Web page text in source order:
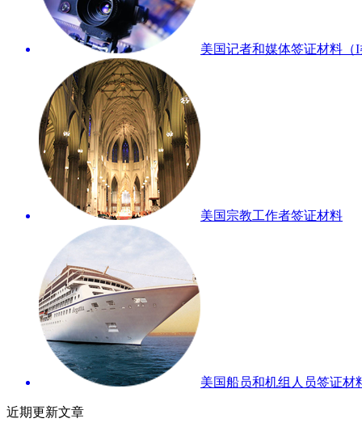
美国记者和媒体签证材料（
美国宗教工作者签证材料
美国船员和机组人员签证材
近期更新文章